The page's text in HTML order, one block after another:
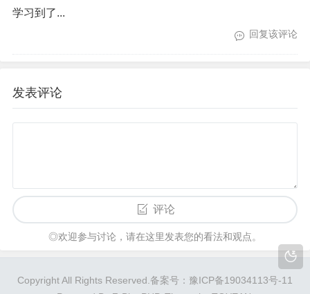
学习到了...
回复该评论
发表评论
评论
◎欢迎参与讨论，请在这里发表您的看法和观点。
Copyright All Rights Reserved. 备案号：豫ICP备19034113号-11